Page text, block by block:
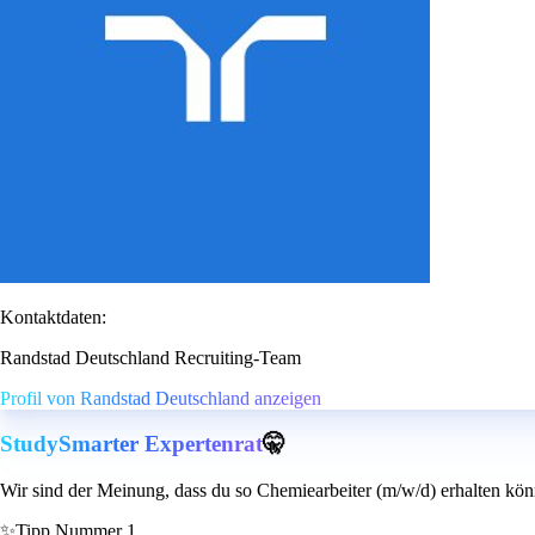
Kontaktdaten:
Randstad Deutschland Recruiting-Team
Profil von Randstad Deutschland anzeigen
StudySmarter Expertenrat🤫
Wir sind der Meinung, dass du so Chemiearbeiter (m/w/d) erhalten